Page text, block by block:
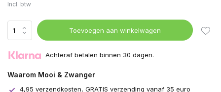
Incl. btw
Toevoegen aan winkelwagen
Achteraf betalen binnen 30 dagen.
Waarom Mooi & Zwanger
4,95 verzendkosten, GRATIS verzending vanaf 35 euro